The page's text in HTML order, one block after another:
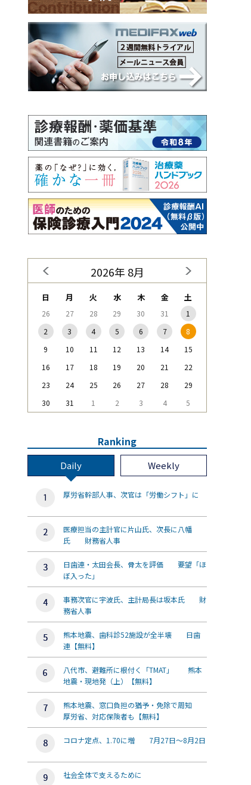
2026年 8月
日 月 火 水 木 金 土
26 27 28 29 30 31
1
2
3 4 5 6 7
8
9
10 11 12 13 14
15
16
17 18 19 20 21
22
23
24 25 26 27 28
29
30
31 1 2 3 4 5
Ranking
Daily Weekly
厚労省幹部人事、次官は「労働シフト」に
医療担当の主計官に片山氏、次長に八幡
氏 財務省人事
日歯連・太田会長、骨太を評価 要望「ほ
ぼ入った」
事務次官に宇波氏、主計局長は坂本氏 財
務省人事
熊本地震、歯科診52施設が全半壊 日歯
連【無料】
八代市、避難所に根付く「TMAT」 熊本
地震・現地発（上）【無料】
熊本地震、窓口負担の猶予・免除で周知
厚労省、対応保険者も【無料】
コロナ定点、1.70に増 7月27日～8月2日
社会全体で支えるために